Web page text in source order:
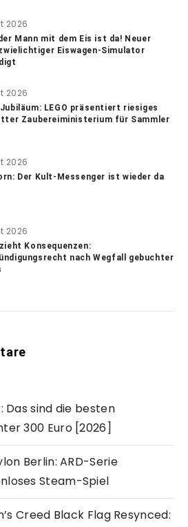
2026
Mann mit dem Eis ist da! Neuer
Eiswagen-Simulator
2026
LEGO präsentiert riesiges
Zaubereiministerium für Sammler
2026
Der Kult-Messenger ist wieder da
2026
Konsequenzen:
nach Wegfall gebuchter
Das sind die besten
300 Euro [2026]
Berlin: ARD-Serie
Steam-Spiel
Creed Black Flag Resynced: